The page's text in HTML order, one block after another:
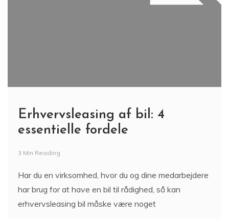
Erhvervsleasing af bil: 4
essentielle fordele
3 Min Reading
Har du en virksomhed, hvor du og dine medarbejdere
har brug for at have en bil til rådighed, så kan
erhvervsleasing bil måske være noget